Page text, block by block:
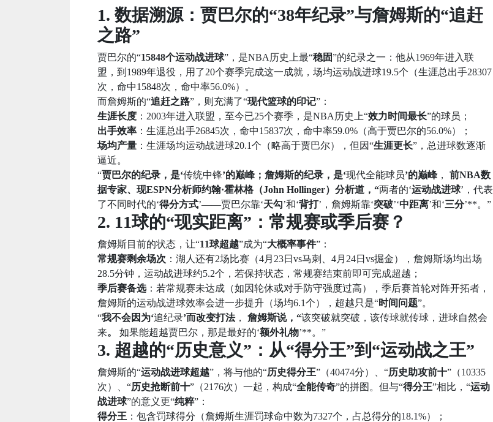
1. 数据溯源：贾巴尔的“38年纪录”与詹姆斯的“追赶
之路”
贾巴尔的“15848个运动战进球”，是NBA历史上最“稳固”的纪录之一：他从1969年进入联
盟，到1989年退役，用了20个赛季完成这一成就，场均运动战进球19.5个（生涯总出手28307
次，命中15848次，命中率56.0%）。
而詹姆斯的“追赶之路”，则充满了“现代篮球的印记”：
生涯长度 ：2003年进入联盟，至今已25个赛季，是NBA历史上“效力时间最长”的球员；
出手效率 ：生涯总出手26845次，命中15837次，命中率59.0%（高于贾巴尔的56.0%）；
场均产量 ：生涯场均运动战进球20.1个（略高于贾巴尔），但因“生涯更长”，总进球数逐渐
逼近。
“贾巴尔的纪录，是‘传统中锋’的巅峰；詹姆斯的纪录，是‘现代全能球员’的巅峰 ，
前NBA数
据专家、现ESPN分析师约翰·霍林格（John Hollinger）分析道，“两者的‘运动战进球’，代表
了不同时代的‘得分方式’——贾巴尔靠‘天勾’和‘背打’，詹姆斯靠‘突破’‘中距离’和‘三分’**。”
2. 11球的“现实距离”：常规赛或季后赛？
詹姆斯目前的状态，让“11球超越”成为“大概率事件”：
常规赛剩余场次 ：湖人还有2场比赛（4月23日vs马刺、4月24日vs掘金），詹姆斯场均出场
28.5分钟，运动战进球约5.2个，若保持状态，常规赛结束前即可完成超越；
季后赛备选：若常规赛未达成（如因轮休或对手防守强度过高），季后赛首轮对阵开拓者，
詹姆斯的运动战进球效率会进一步提升（场均6.1个），超越只是“时间问题”。
“我不会因为‘追纪录’而改变打法， 詹姆斯说，“该突破就突破，该传球就传球，进球自然会
来。 如果能超越贾巴尔，那是最好的‘额外礼物’**。”
3. 超越的“历史意义”：从“得分王”到“运动战之王”
詹姆斯的“运动战进球超越”，将与他的“历史得分王”（40474分）、“历史助攻前十”（10335
次）、“历史抢断前十”（2176次）一起，构成“全能传奇”的拼图。但与“得分王”相比，“运动
战进球”的意义更“纯粹”：
得分王 ：包含罚球得分（詹姆斯生涯罚球命中数为7327个，占总得分的18.1%）；